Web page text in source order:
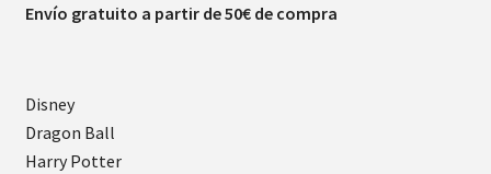
Envío gratuito a partir de 50€ de compra
Disney
Dragon Ball
Harry Potter